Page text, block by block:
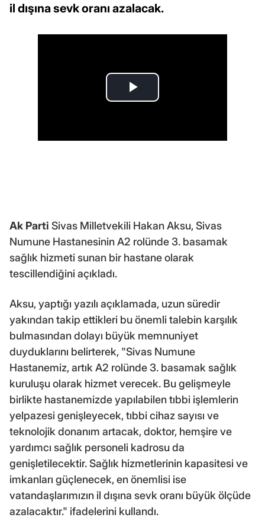
il dışına sevk oranı azalacak.
Ak Parti Sivas Milletvekili Hakan Aksu, Sivas
Numune Hastanesinin A2 rolünde 3. basamak
sağlık hizmeti sunan bir hastane olarak
tescillendiğini açıkladı.
Aksu, yaptığı yazılı açıklamada, uzun süredir
yakından takip ettikleri bu önemli talebin karşılık
bulmasından dolayı büyük memnuniyet
duyduklarını belirterek, "Sivas Numune
Hastanemiz, artık A2 rolünde 3. basamak sağlık
kuruluşu olarak hizmet verecek. Bu gelişmeyle
birlikte hastanemizde yapılabilen tıbbi işlemlerin
yelpazesi genişleyecek, tıbbi cihaz sayısı ve
teknolojik donanım artacak, doktor, hemşire ve
yardımcı sağlık personeli kadrosu da
genişletilecektir. Sağlık hizmetlerinin kapasitesi ve
imkanları güçlenecek, en önemlisi ise
vatandaşlarımızın il dışına sevk oranı büyük ölçüde
azalacaktır." ifadelerini kullandı.